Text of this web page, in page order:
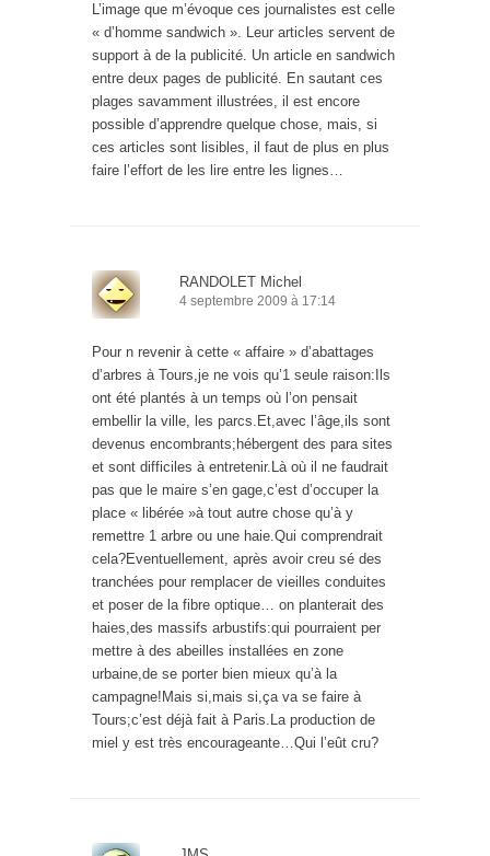
L’image que m’évoque ces journalistes est celle
« d’homme sandwich ». Leur articles servent de
support à de la publicité. Un article en sandwich
entre deux pages de publicité. En sautant ces
plages savamment illustrées, il est encore
possible d’apprendre quelque chose, mais, si
ces articles sont lisibles, il faut de plus en plus
faire l’effort de les lire entre les lignes…
RANDOLET Michel
4 septembre 2009 à 17:14
Pour n revenir à cette « affaire » d’abattages
d’arbres à Tours,je ne vois qu’1 seule raison:Ils
ont été plantés à un temps où l’on pensait
embellir la ville, les parcs.Et,avec l’âge,ils sont
devenus encombrants;hébergent des para sites
et sont difficiles à entretenir.Là où il ne faudrait
pas que le maire s’en gage,c’est d’occuper la
place « libérée »à tout autre chose qu’à y
remettre 1 arbre ou une haie.Qui comprendrait
cela?Eventuellement, après avoir creu sé des
tranchées pour remplacer de vieilles conduites
et poser de la fibre optique… on planterait des
haies,des massifs arbustifs:qui pourraient per
mettre à des abeilles installées en zone
urbaine,de se porter bien mieux qu’à la
campagne!Mais si,mais si,ça va se faire à
Tours;c’est déjà fait à Paris.La production de
miel y est très encourageante…Qui l’eût cru?